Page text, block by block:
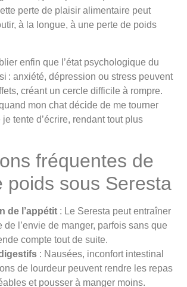
perte de plaisir alimentaire peut
à la longue, à une perte de poids
enfin que l’état psychologique du
: anxiété, dépression ou stress peuvent
créant un cercle difficile à rompre.
mon chat décide de me tourner
tente d’écrire, rendant tout plus
fréquentes de
poids sous Seresta
de l’appétit : Le Seresta peut entraîner
de l’envie de manger, parfois sans que
compte tout de suite.
: Nausées, inconfort intestinal
de lourdeur peuvent rendre les repas
et pousser à manger moins.